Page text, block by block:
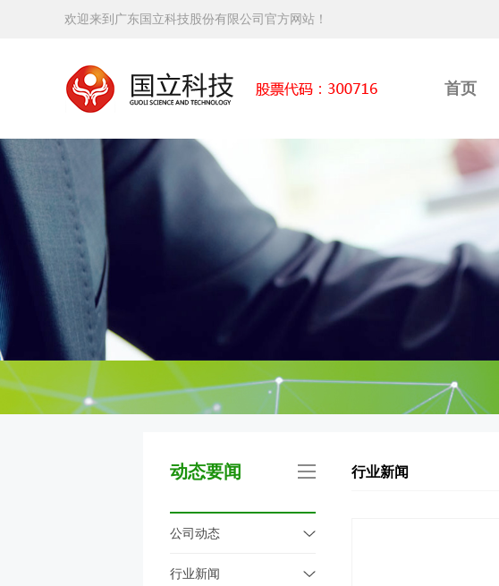
欢迎来到广东国立科技股份有限公司官方网站！
首页
动态要闻
公司动态
行业新闻
行业新闻